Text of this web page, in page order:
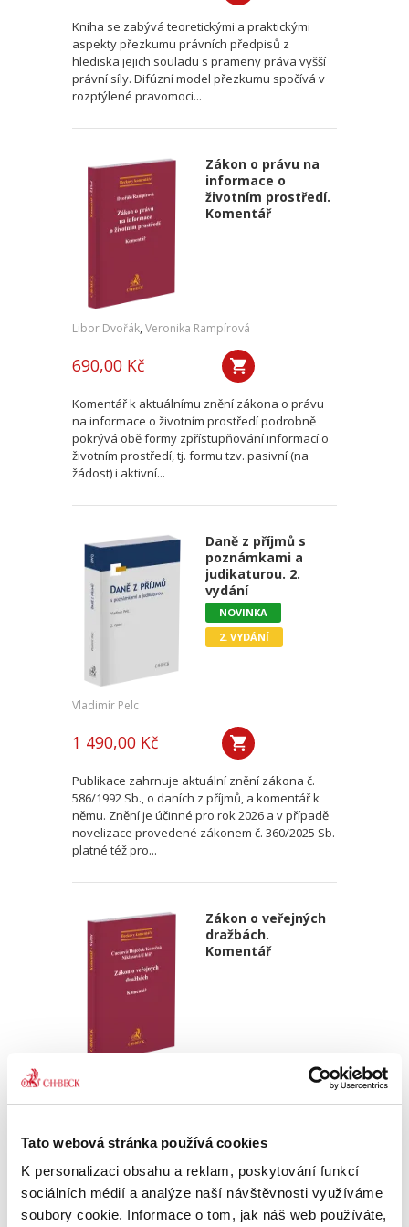
Tato webová stránka používá cookies
K personalizaci obsahu a reklam, poskytování funkcí
sociálních médií a analýze naší návštěvnosti využíváme
soubory cookie. Informace o tom, jak náš web používáte,
Kniha se zabývá teoretickými a praktickými
aspekty přezkumu právních předpisů z
hlediska jejich souladu s prameny práva vyšší
právní síly. Difúzní model přezkumu spočívá v
rozptýlené pravomoci...
Zákon o právu na
informace o
životním prostředí.
Komentář
Libor Dvořák, Veronika Rampírová
690,00 Kč
Komentář k aktuálnímu znění zákona o právu
na informace o životním prostředí podrobně
pokrývá obě formy zpřístupňování informací o
životním prostředí, tj. formu tzv. pasivní (na
žádost) i aktivní...
Daně z příjmů s
poznámkami a
judikaturou. 2.
vydání
NOVINKA
2. VYDÁNÍ
Vladimír Pelc
1 490,00 Kč
Publikace zahrnuje aktuální znění zákona č.
586/1992 Sb., o daních z příjmů, a komentář k
němu. Znění je účinné pro rok 2026 a v případě
novelizace provedené zákonem č. 360/2025 Sb.
platné též pro...
Zákon o veřejných
dražbách.
Komentář
Hana Cucuová Tereza Konečná,Zdeňka
prvním komentářem a první publikací vůbec,
která se komplexně věnuje novému zákonu o
veřejných dražbách. Zákon č. 250/2023 Sb.